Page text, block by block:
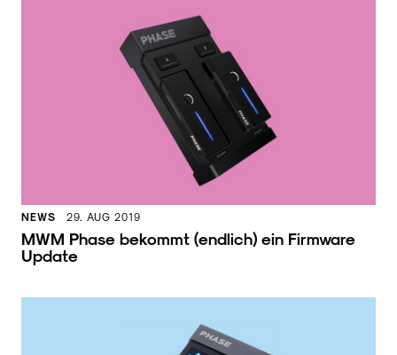
NEWS 29. AUG 2019
MWM Phase bekommt (endlich) ein Firmware
Update